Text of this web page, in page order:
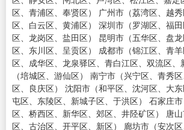
区、青浦区、奉贤区） 广州市（荔湾区、越
区、白云区、黄浦区） 深圳市（罗湖区、福
区、龙岗区、盐田区） 昆明市（五华区、盘
区、东川区、呈贡区） 成都市（锦江区、青
区、成华区、龙泉驿区、青白江区、双流区、
（培城区、游仙区） 南宁市（兴宁区、青秀
区、良庆区） 沈阳市（和平区、沈河区、大
屯区、东陵区、新城子区、于洪区） 石家庄
区、桥西区、新华区、郊区、井陉矿区） 唐
区、古治区、开平区、新区） 廊坊市（安次